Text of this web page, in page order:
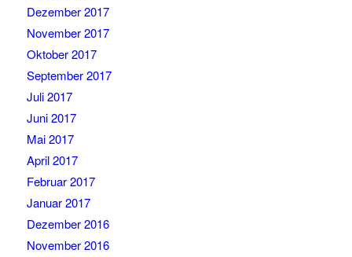
Dezember 2017
November 2017
Oktober 2017
September 2017
Juli 2017
Juni 2017
Mai 2017
April 2017
Februar 2017
Januar 2017
Dezember 2016
November 2016